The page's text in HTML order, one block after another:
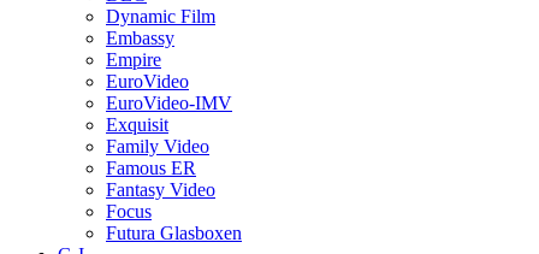
Dynamic Film
Embassy
Empire
EuroVideo
EuroVideo-IMV
Exquisit
Family Video
Famous ER
Fantasy Video
Focus
Futura Glasboxen